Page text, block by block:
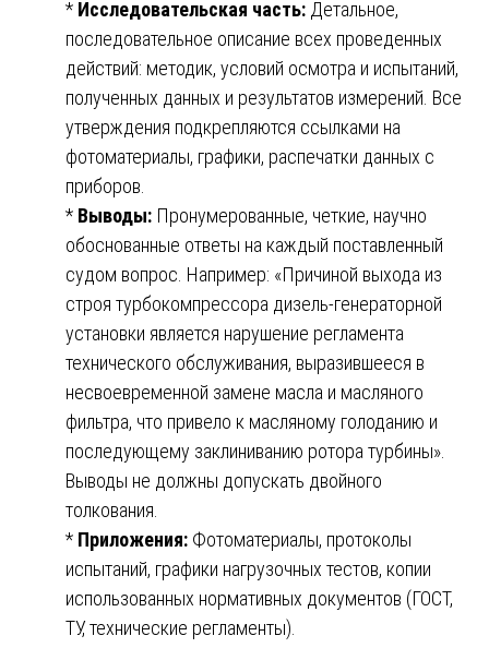
* Исследовательская часть: Детальное,
последовательное описание всех проведенных
действий: методик, условий осмотра и испытаний,
полученных данных и результатов измерений. Все
утверждения подкрепляются ссылками на
фотоматериалы, графики, распечатки данных с
приборов.
* Выводы: Пронумерованные, четкие, научно
обоснованные ответы на каждый поставленный
судом вопрос. Например: «Причиной выхода из
строя турбокомпрессора дизель-генераторной
установки является нарушение регламента
технического обслуживания, выразившееся в
несвоевременной замене масла и масляного
фильтра, что привело к масляному голоданию и
последующему заклиниванию ротора турбины».
Выводы не должны допускать двойного
толкования.
* Приложения: Фотоматериалы, протоколы
испытаний, графики нагрузочных тестов, копии
использованных нормативных документов (ГОСТ,
ТУ, технические регламенты).